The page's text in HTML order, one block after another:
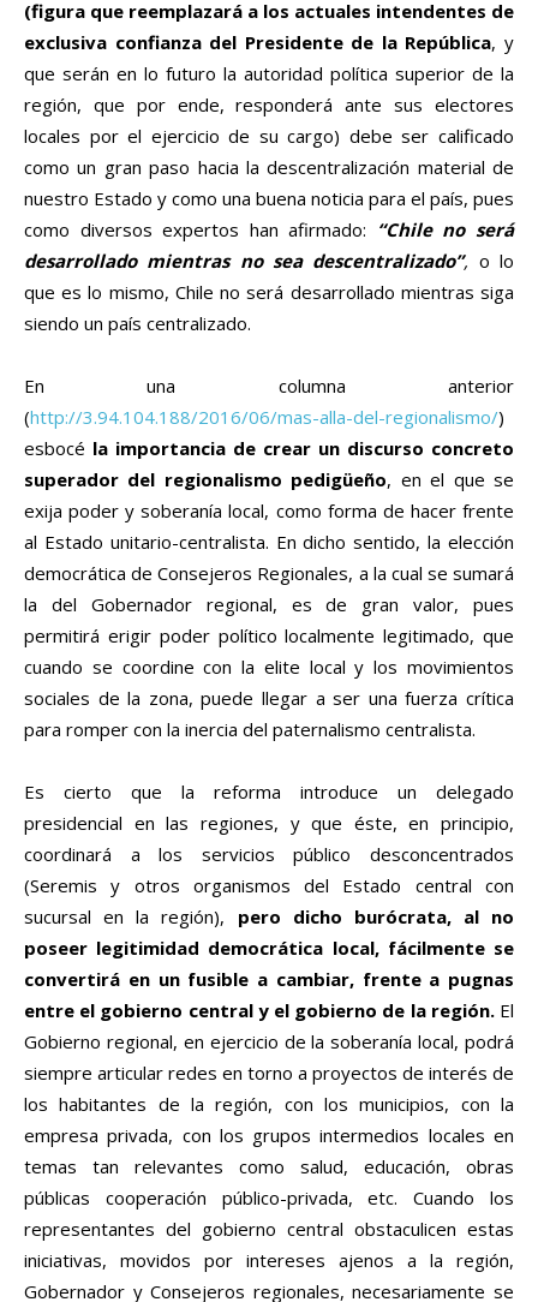
(figura que reemplazará a los actuales intendentes de
exclusiva confianza del Presidente de la República, y
que serán en lo futuro la autoridad política superior de la
región, que por ende, responderá ante sus electores
locales por el ejercicio de su cargo) debe ser calificado
como un gran paso hacia la descentralización material de
nuestro Estado y como una buena noticia para el país, pues
como diversos expertos han afirmado: “Chile no será
desarrollado mientras no sea descentralizado”, o lo
que es lo mismo, Chile no será desarrollado mientras siga
siendo un país centralizado.
En una columna anterior
(http://3.94.104.188/2016/06/mas-alla-del-regionalismo/)
esbocé la importancia de crear un discurso concreto
superador del regionalismo pedigüeño, en el que se
exija poder y soberanía local, como forma de hacer frente
al Estado unitario-centralista. En dicho sentido, la elección
democrática de Consejeros Regionales, a la cual se sumará
la del Gobernador regional, es de gran valor, pues
permitirá erigir poder político localmente legitimado, que
cuando se coordine con la elite local y los movimientos
sociales de la zona, puede llegar a ser una fuerza crítica
para romper con la inercia del paternalismo centralista.
Es cierto que la reforma introduce un delegado
presidencial en las regiones, y que éste, en principio,
coordinará a los servicios público desconcentrados
(Seremis y otros organismos del Estado central con
sucursal en la región), pero dicho burócrata, al no
poseer legitimidad democrática local, fácilmente se
convertirá en un fusible a cambiar, frente a pugnas
entre el gobierno central y el gobierno de la región.El
Gobierno regional, en ejercicio de la soberanía local, podrá
siempre articular redes en torno a proyectos de interés de
los habitantes de la región, con los municipios, con la
empresa privada, con los grupos intermedios locales en
temas tan relevantes como salud, educación, obras
públicas cooperación público-privada, etc. Cuando los
representantes del gobierno central obstaculicen estas
iniciativas, movidos por intereses ajenos a la región,
Gobernador y Consejeros regionales, necesariamente se